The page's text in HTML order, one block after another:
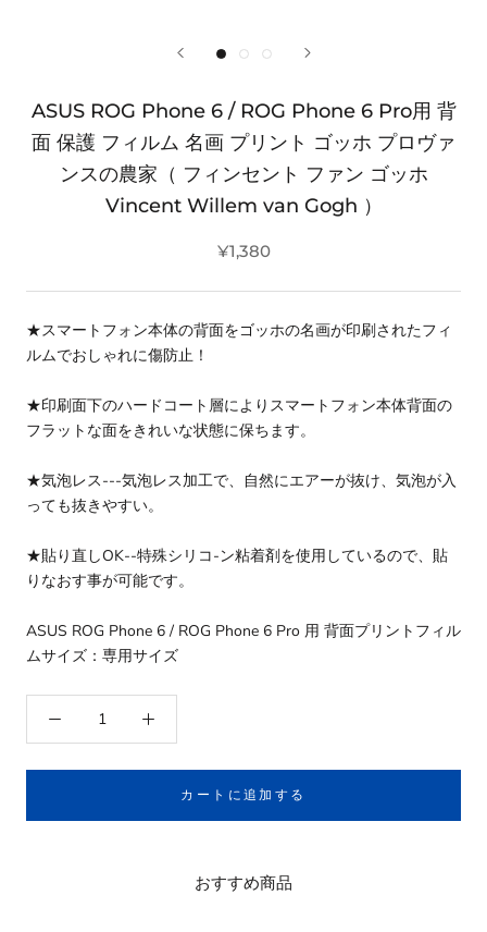
ASUS ROG Phone 6 / ROG Phone 6 Pro用 背
面 保護 フィルム 名画 プリント ゴッホ プロヴァ
ンスの農家（ フィンセント ファン ゴッホ
Vincent Willem van Gogh ）
¥1,380
★スマートフォン本体の背面をゴッホの名画が印刷されたフィ
ルムでおしゃれに傷防止！
★印刷面下のハードコート層によりスマートフォン本体背面の
フラットな面をきれいな状態に保ちます。
★気泡レス---気泡レス加工で、自然にエアーが抜け、気泡が入
っても抜きやすい。
★貼り直しOK--特殊シリコ-ン粘着剤を使用しているので、貼
りなおす事が可能です。
ASUS ROG Phone 6 / ROG Phone 6 Pro 用 背面プリントフィル
ムサイズ：専用サイズ
カートに追加する
おすすめ商品